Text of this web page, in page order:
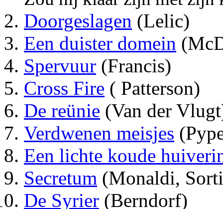
Doorgeslagen (Lelic)
Een duister domein
Spervuur (Francis)
Cross Fire ( Patterson)
De reünie (Van der
Verdwenen meisjes
Een lichte koude
Secretum (Monaldi,
De Syrier (Berndorf)